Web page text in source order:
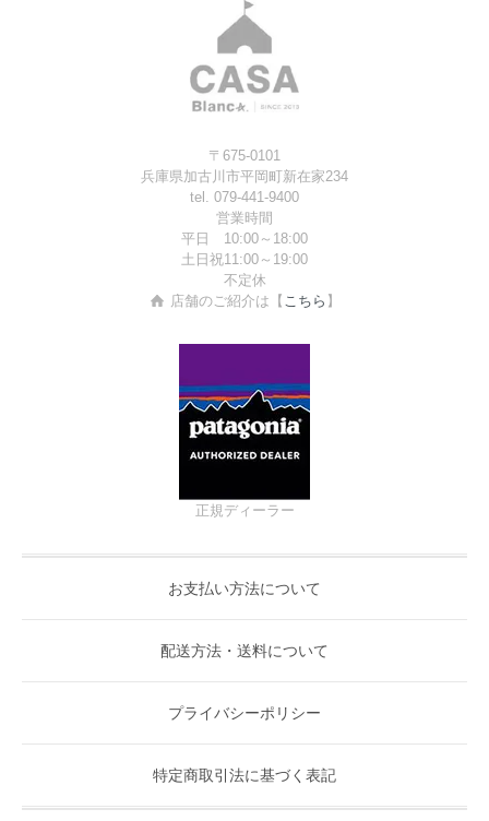
〒675-0101
兵庫県加古川市平岡町新在家234
tel. 079-441-9400
営業時間
平日 10:00～18:00
土日祝11:00～19:00
不定休
店舗のご紹介は【 こちら 】
正規ディーラー
お支払い方法について
配送方法・送料について
プライバシーポリシー
特定商取引法に基づく表記